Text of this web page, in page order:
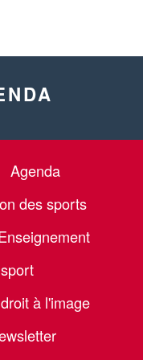
Agenda
des sports
à l'image